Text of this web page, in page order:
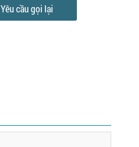
Yêu cầu gọi lại